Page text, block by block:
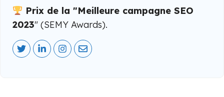
Prix de la "Meilleure campagne SEO
2023" (SEMY Awards).